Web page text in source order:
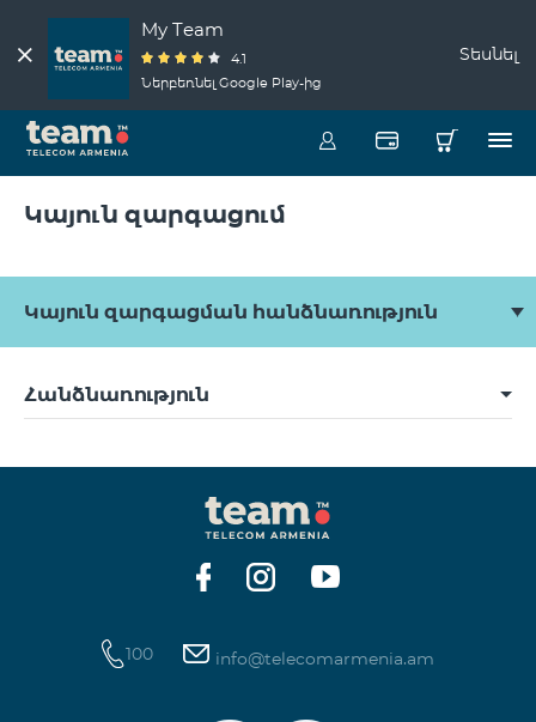
My Team
4.1
Ներբեռնել Google Play-ից
Տեսնել
Կայուն զարգացում
Կայուն զարգացման հանձնառություն
Հանձնառություն
100 info@telecomarmenia.am